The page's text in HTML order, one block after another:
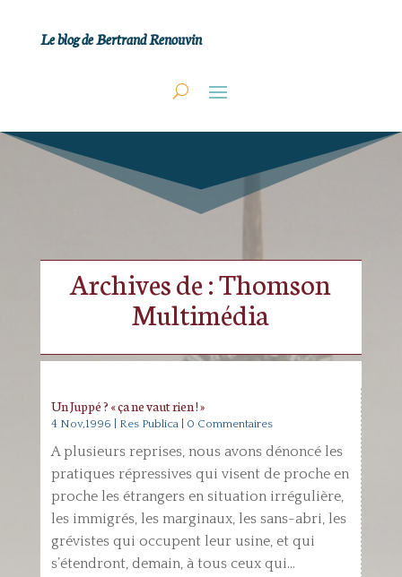
Le blog de Bertrand Renouvin
Archives de : Thomson
Multimédia
Un Juppé ? « ça ne vaut rien ! »
4 Nov,1996 Res Publica| 0 Commentaires
A plusieurs reprises, nous avons dénoncé les
pratiques répressives qui visent de proche en
proche les étrangers en situation irrégulière,
les immigrés, les marginaux, les sans-abri, les
grévistes qui occupent leur usine, et qui
s’étendront, demain, à tous ceux qui...